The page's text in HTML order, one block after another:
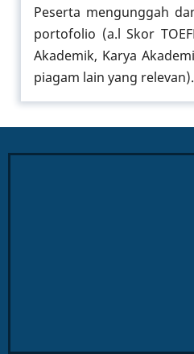
Peserta mengunggah
portofolio (a.l Skor
Akademik, Karya
piagam lain yang relevan).